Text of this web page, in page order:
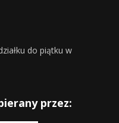
do piątku w
przez: